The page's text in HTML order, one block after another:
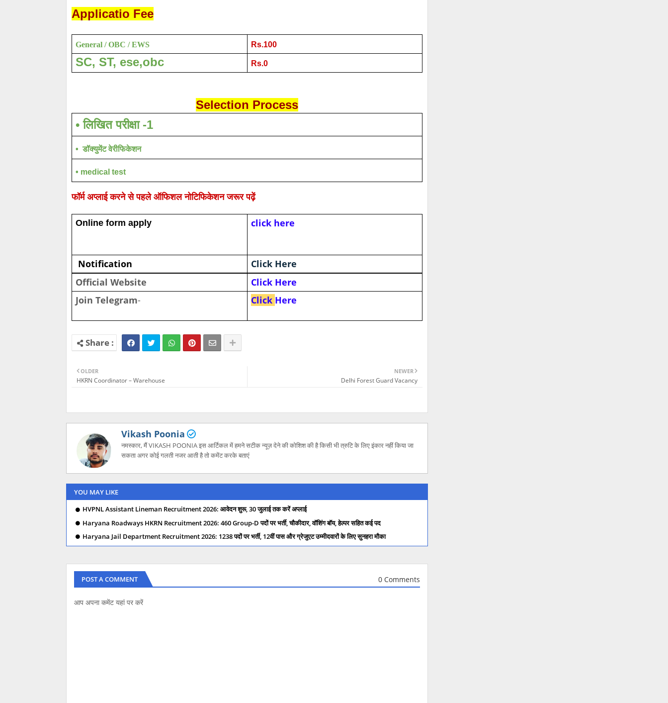
Applicatio Fee
General / OBC / EWS Rs.100
SC, ST, ese,obc Rs.0
Selection Process
•लिखित परीक्षा -1
• डॉक्युमेंट वेरीफिकेशन
• medical test
फॉर्म अप्लाई करने से पहले ऑफिशल नोटिफिकेशन जरूर पढ़ें
Online form apply click here
Notification
Click Here
Official Website
Click Here
Join Telegram- Click Here
NEWER
Delhi Forest Guard Vacancy
OLDER
HKRN Coordinator – Warehouse
Vikash Poonia
नमस्कार, मैं VIKASH POONIA इस आर्टिकल में हमने सटीक न्यूज़ देने की कोशिश की है किसी भी त्रुटि के लिए इंकार नहीं किया जा
सकता अगर कोई गलती नजर आती है तो कमेंट करके बताएं
YOU MAY LIKE
HVPNL Assistant Lineman Recruitment 2026: आवेदन शुरू, 30 जुलाई तक करें अप्लाई
Haryana Roadways HKRN Recruitment 2026: 460 Group-D पदों पर भर्ती, चौकीदार, वॉशिंग बॉय, हेल्पर सहित कई पद
Haryana Jail Department Recruitment 2026: 1238 पदों पर भर्ती, 12वीं पास और ग्रेजुएट उम्मीदवारों के लिए सुनहरा मौका
POST A COMMENT 0 Comments
आप अपना कमेंट यहां पर करें